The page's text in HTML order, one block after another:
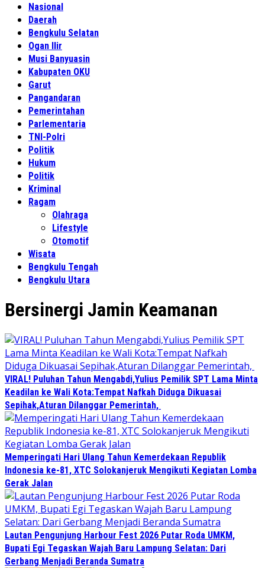
Nasional
Daerah
Bengkulu Selatan
Ogan Ilir
Musi Banyuasin
Kabupaten OKU
Garut
Pangandaran
Pemerintahan
Parlementaria
TNI-Polri
Politik
Hukum
Politik
Kriminal
Ragam
Olahraga
Lifestyle
Otomotif
Wisata
Bengkulu Tengah
Bengkulu Utara
Bersinergi Jamin Keamanan
VIRAL! Puluhan Tahun Mengabdi,Yulius Pemilik SPT Lama Minta
Keadilan ke Wali Kota:Tempat Nafkah Diduga Dikuasai
Sepihak,Aturan Dilanggar Pemerintah,
Memperingati Hari Ulang Tahun Kemerdekaan Republik
Indonesia ke-81, XTC Solokanjeruk Mengikuti Kegiatan Lomba
Gerak Jalan
Lautan Pengunjung Harbour Fest 2026 Putar Roda UMKM,
Bupati Egi Tegaskan Wajah Baru Lampung Selatan: Dari
Gerbang Menjadi Beranda Sumatra